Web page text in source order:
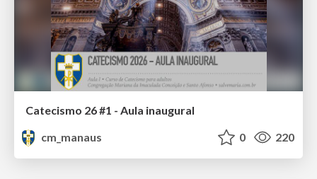
Catecismo 26 #1 - Aula inaugural
cm_manaus
0 220